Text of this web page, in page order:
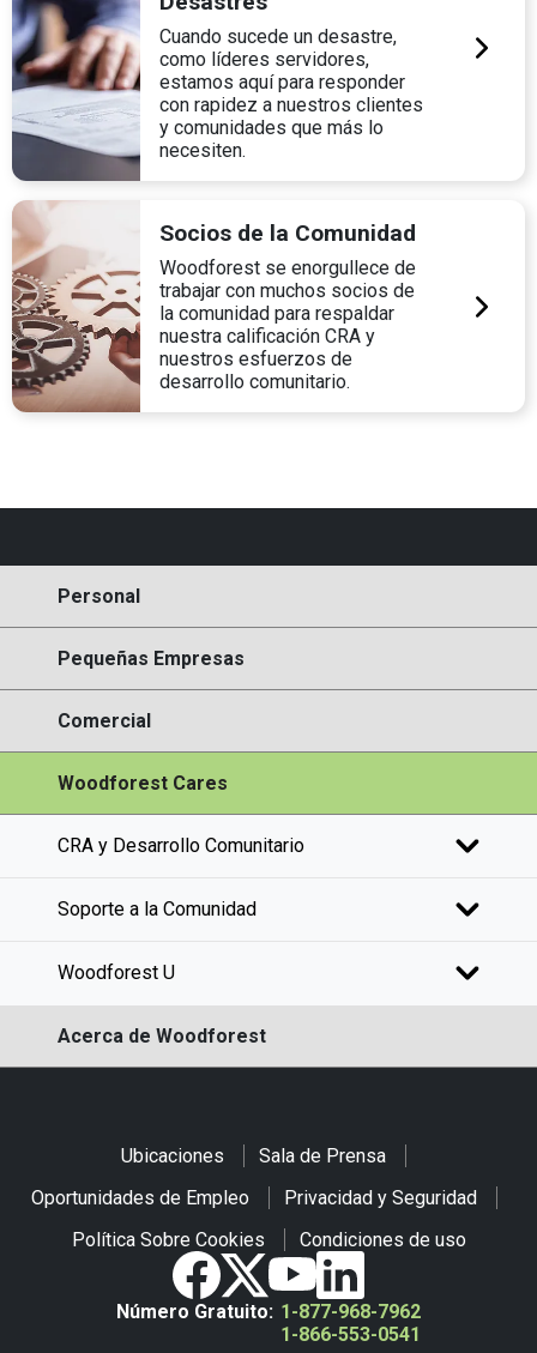
Cuando sucede un desastre,
como líderes servidores,
estamos aquí para responder
con rapidez a nuestros clientes
y comunidades que más lo
necesiten.
Socios de la Comunidad
Woodforest se enorgullece de
trabajar con muchos socios de
la comunidad para respaldar
nuestra calificación CRA y
nuestros esfuerzos de
desarrollo comunitario.
Personal
Pequeñas Empresas
Comercial
Woodforest Cares
CRA y Desarrollo Comunitario
Soporte a la Comunidad
Woodforest U
Acerca de Woodforest
Ubicaciones
Sala de Prensa
Oportunidades de Empleo
Privacidad y Seguridad
Política Sobre Cookies
Condiciones de uso
Número Gratuito: 1-877-968-7962
1-866-553-0541